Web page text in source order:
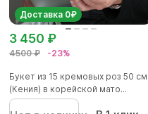
Доставка 0₽
4500 ₽ -23%
3 450 ₽
Букет из 15 кремовых роз 50 см
(Кения) в корейской мато...